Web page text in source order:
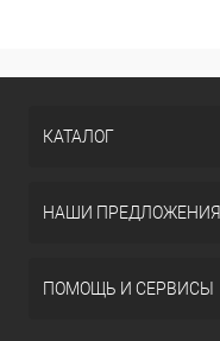
КАТАЛОГ
НАШИ ПРЕДЛОЖЕНИЯ
ПОМОЩЬ И СЕРВИСЫ